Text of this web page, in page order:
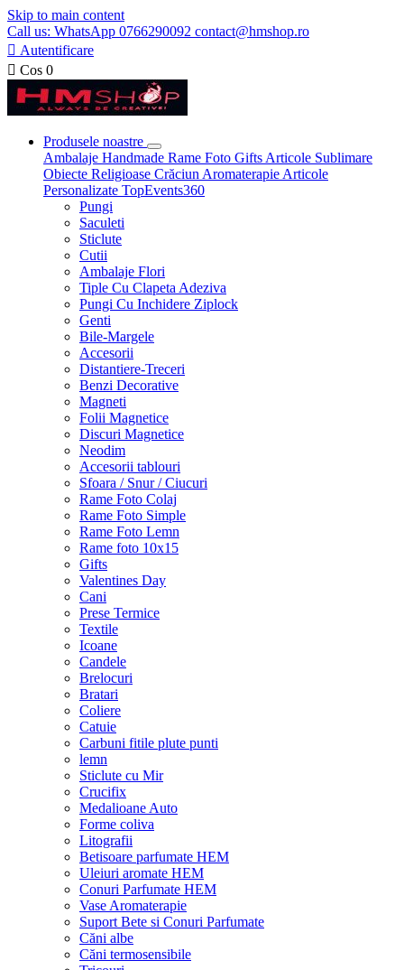
Skip to main content
Call us: WhatsApp 0766290092 contact@hmshop.ro
 Autentificare
 Cos 0
Produsele noastre
Ambalaje Handmade Rame Foto Gifts Articole Sublimare
Obiecte Religioase Crăciun Aromaterapie Articole
Personalizate TopEvents360
Pungi
Saculeti
Sticlute
Cutii
Ambalaje Flori
Tiple Cu Clapeta Adeziva
Pungi Cu Inchidere Ziplock
Genti
Bile-Margele
Accesorii
Distantiere-Treceri
Benzi Decorative
Magneti
Folii Magnetice
Discuri Magnetice
Neodim
Accesorii tablouri
Sfoara / Snur / Ciucuri
Rame Foto Colaj
Rame Foto Simple
Rame Foto Lemn
Rame foto 10x15
Gifts
Valentines Day
Cani
Prese Termice
Textile
Icoane
Candele
Brelocuri
Bratari
Coliere
Catuie
Carbuni fitile plute punti
lemn
Sticlute cu Mir
Crucifix
Medalioane Auto
Forme coliva
Litografii
Betisoare parfumate HEM
Uleiuri aromate HEM
Conuri Parfumate HEM
Vase Aromaterapie
Suport Bete si Conuri Parfumate
Căni albe
Căni termosensibile